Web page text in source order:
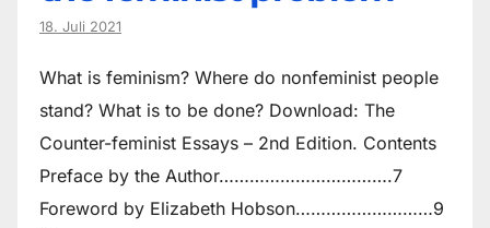
18. Juli 2021
What is feminism? Where do non­feminist people
stand? What is to be done? Download: The
Counter-feminist Essays – 2nd Edition. Contents
Preface by the Author…………………………….7
Foreword by Elizabeth Hobson………………………9